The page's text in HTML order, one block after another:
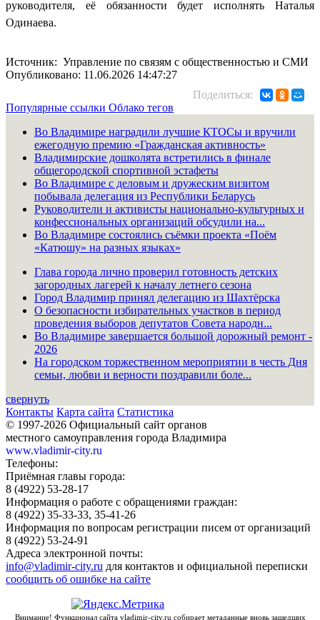
руководителя, её обязанности будет исполнять Наталья
Одинаева.
Источник: Управление по связям с общественностью и СМИ
Опубликовано: 11.06.2026 14:47:27
Поделиться:
Популярные ссылки Облако тегов
Во Владимире наградили лучшие КТОСы и вручили
ежегодную премию «Гражданская активность»
Владимирские дошколята встретились в финале
общегородской спортивной эстафеты
Во Владимире с деловым и дружеским визитом
побывала делегация из Республики Беларусь
Руководители и активисты национально-культурных и
конфессиональных организаций обсудили на...
Во Владимире состоялись съёмки проекта «Поём
«Катюшу» на разных языках»
Глава города лично проверил готовность детских
загородных лагерей к началу летнего сезона
Город Владимир принял делегацию из Шахтёрска
О безопасности избирательных участков в период
проведения выборов депутатов Совета народн...
Во Владимире завершается большой дорожный ремонт -
2026
На городском торжественном мероприятии в честь Дня
семьи, любви и верности поздравили боле...
свернуть
Контакты Карта сайта Статистика
© 1997-2026 Официальный сайт органов
местного самоуправления города Владимира
www.vladimir-city.ru
Телефоны:
Приёмная главы города:
8 (4922) 53-28-17
Информация о работе с обращениями граждан:
8 (4922) 35-33-33, 35-41-26
Информация по вопросам регистрации писем от организаций
8 (4922) 53-24-91
Адреса электронной почты:
info@vladimir-city.ru для контактов и официальной переписки
сообщить об ошибке на сайте
Внимание! Функционал сайта vladimir-city.ru собирает метаданные вновь зашедших